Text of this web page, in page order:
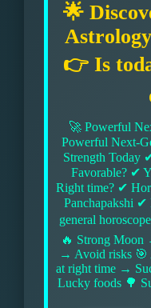
🌟
👉 Is
🚀 Powerful
Powerful Next-
Strength Today
Favorable? ✔
Right time? ✔
Panchapakshi
general
🔥 Strong
→ Avoid risks 🎯
at right time →
Lucky foods 🌳